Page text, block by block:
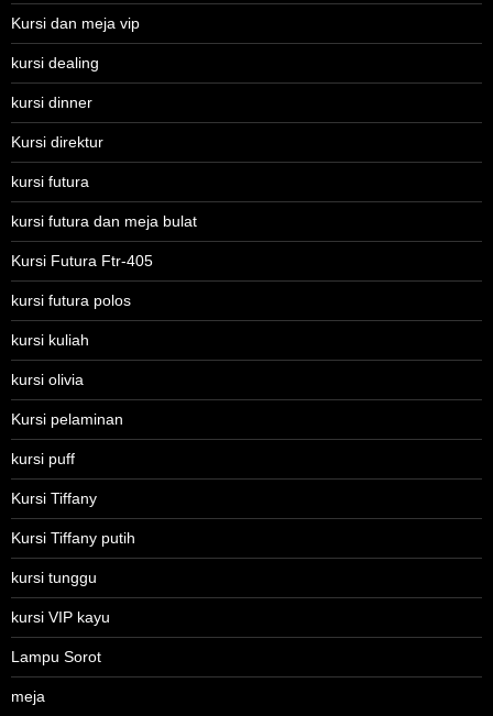
Kursi dan meja vip
kursi dealing
kursi dinner
Kursi direktur
kursi futura
kursi futura dan meja bulat
Kursi Futura Ftr-405
kursi futura polos
kursi kuliah
kursi olivia
Kursi pelaminan
kursi puff
Kursi Tiffany
Kursi Tiffany putih
kursi tunggu
kursi VIP kayu
Lampu Sorot
meja